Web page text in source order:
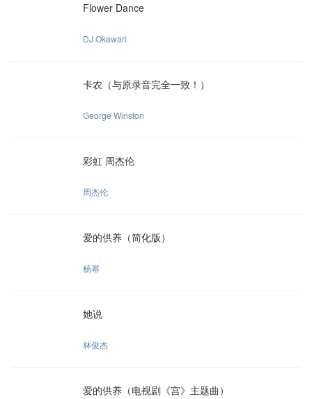
Flower Dance
DJ Okawari
卡农（与原录音完全一致！）
George Winston
彩虹 周杰伦
周杰伦
爱的供养（简化版）
杨幂
她说
林俊杰
爱的供养（电视剧《宫》主题曲）